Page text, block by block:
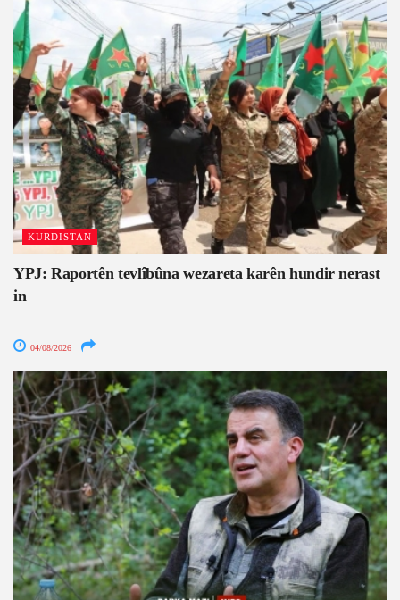
KURDISTAN
YPJ: Raportên tevlîbûna wezareta karên hundir nerast
in
04/08/2026